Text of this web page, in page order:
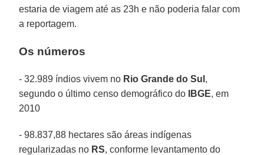
estaria de viagem até as 23h e não poderia falar com
a reportagem.
Os números
- 32.989 índios vivem no Rio Grande do Sul ,
segundo o último censo demográfico do
IBGE, em
2010
- 98.837,88 hectares são áreas indígenas
regularizadas no RS, conforme levantamento do